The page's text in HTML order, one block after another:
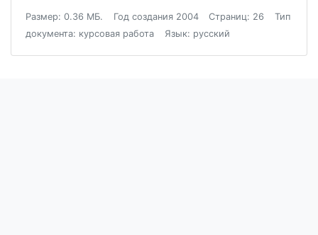
Размер: 0.36 МБ. Год создания 2004 Страниц: 26
Тип
документа: курсовая работа
Язык: русский